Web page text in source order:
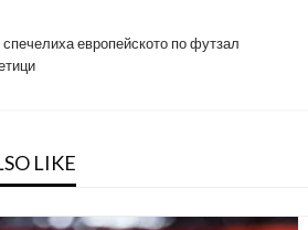
спечелиха европейското по футзал
LIKE